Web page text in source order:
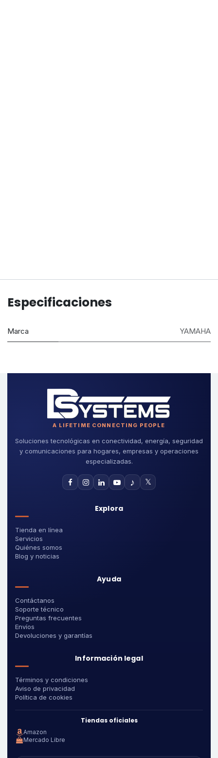
Especificaciones
Marca YAMAHA
A LIFETIME CONNECTING PEOPLE
Soluciones tecnológicas en conectividad, energía, seguridad
y comunicaciones para hogares, empresas y operaciones
especializadas.
♪ 𝕏
Explora
Tienda en línea
Servicios
Quiénes somos
Blog y noticias
Ayuda
Contáctanos
Soporte técnico
Preguntas frecuentes
Envíos
Devoluciones y garantías
Información legal
Términos y condiciones
Aviso de privacidad
Política de cookies
Tiendas oficiales
Amazon
Mercado Libre